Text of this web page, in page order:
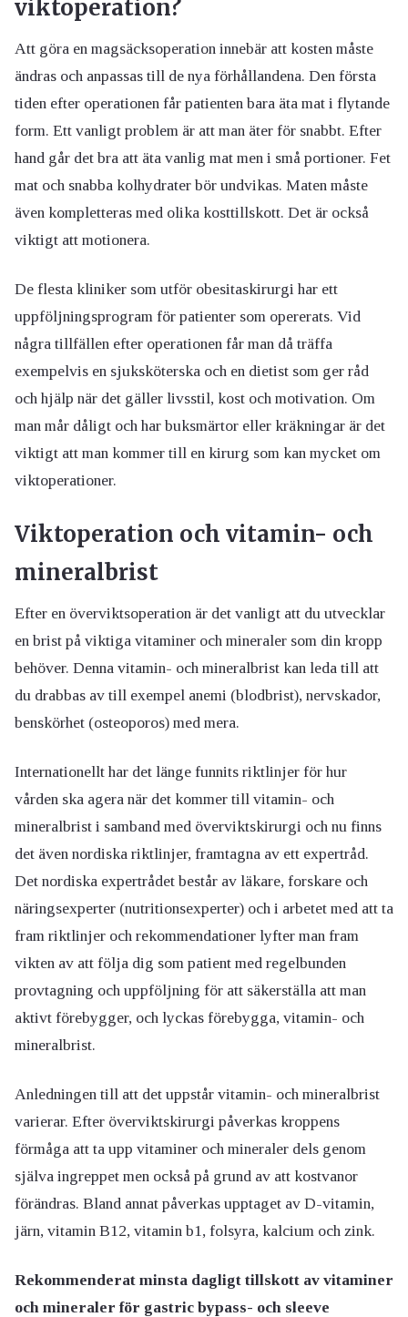
viktoperation?
Att göra en magsäcksoperation innebär att kosten måste
ändras och anpassas till de nya förhållandena. Den första
tiden efter operationen får patienten bara äta mat i flytande
form. Ett vanligt problem är att man äter för snabbt. Efter
hand går det bra att äta vanlig mat men i små portioner. Fet
mat och snabba kolhydrater bör undvikas. Maten måste
även kompletteras med olika kosttillskott. Det är också
viktigt att motionera.
De flesta kliniker som utför obesitaskirurgi har ett
uppföljningsprogram för patienter som opererats. Vid
några tillfällen efter operationen får man då träffa
exempelvis en sjuksköterska och en dietist som ger råd
och hjälp när det gäller livsstil, kost och motivation. Om
man mår dåligt och har buksmärtor eller kräkningar är det
viktigt att man kommer till en kirurg som kan mycket om
viktoperationer.
Viktoperation och vitamin- och
mineralbrist
Efter en överviktsoperation är det vanligt att du utvecklar
en brist på viktiga vitaminer och mineraler som din kropp
behöver. Denna vitamin- och mineralbrist kan leda till att
du drabbas av till exempel anemi (blodbrist), nervskador,
benskörhet (osteoporos) med mera.
Internationellt har det länge funnits riktlinjer för hur
vården ska agera när det kommer till vitamin- och
mineralbrist i samband med överviktskirurgi och nu finns
det även nordiska riktlinjer, framtagna av ett expertråd.
Det nordiska expertrådet består av läkare, forskare och
näringsexperter (nutritionsexperter) och i arbetet med att ta
fram riktlinjer och rekommendationer lyfter man fram
vikten av att följa dig som patient med regelbunden
provtagning och uppföljning för att säkerställa att man
aktivt förebygger, och lyckas förebygga, vitamin- och
mineralbrist.
Anledningen till att det uppstår vitamin- och mineralbrist
varierar. Efter överviktskirurgi påverkas kroppens
förmåga att ta upp vitaminer och mineraler dels genom
själva ingreppet men också på grund av att kostvanor
förändras. Bland annat påverkas upptaget av D-vitamin,
järn, vitamin B12, vitamin b1, folsyra, kalcium och zink.
Rekommenderat minsta dagligt tillskott av vitaminer
och mineraler för gastric bypass- och sleeve